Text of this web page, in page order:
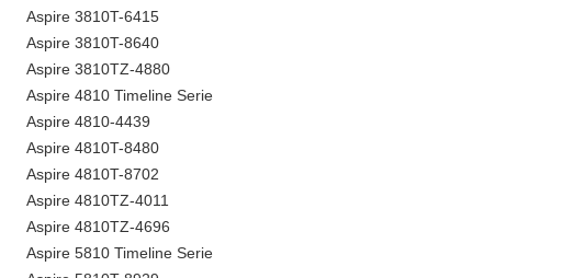
Aspire 3810T-6415
Aspire 3810T-8640
Aspire 3810TZ-4880
Aspire 4810 Timeline Serie
Aspire 4810-4439
Aspire 4810T-8480
Aspire 4810T-8702
Aspire 4810TZ-4011
Aspire 4810TZ-4696
Aspire 5810 Timeline Serie